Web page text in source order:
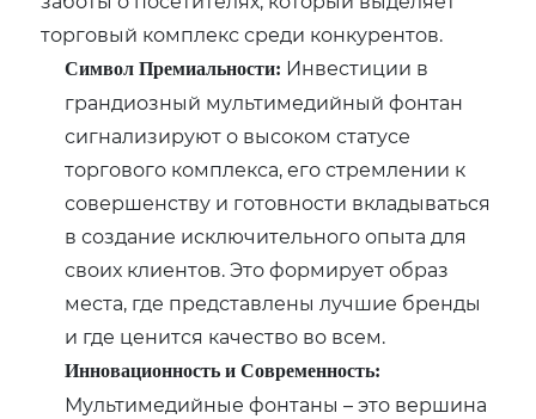
торговый комплекс среди конкурентов.
Символ Премиальности: Инвестиции в
грандиозный мультимедийный фонтан
сигнализируют о высоком статусе
торгового комплекса, его стремлении к
совершенству и готовности вкладываться
в создание исключительного опыта для
своих клиентов. Это формирует образ
места, где представлены лучшие бренды
и где ценится качество во всем.
Инновационность и Современность:
Мультимедийные фонтаны – это вершина